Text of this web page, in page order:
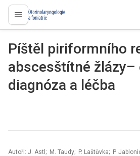
proLékaře.cz
Píštěl piriformního
abscesštítné žlázy–
diagnóza a léčba
Autoři: J. Astl; M. Taudy; P. Laštůvka; P.